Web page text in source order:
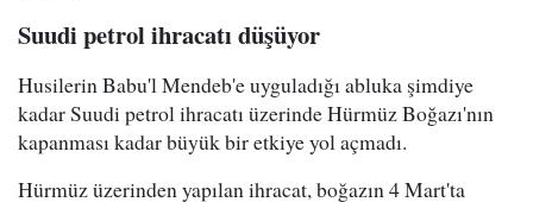
Suudi petrol ihracatı düşüyor
Husilerin Babu'l Mendeb'e uyguladığı abluka şimdiye
kadar Suudi petrol ihracatı üzerinde Hürmüz Boğazı'nın
kapanması kadar büyük bir etkiye yol açmadı.
Hürmüz üzerinden yapılan ihracat, boğazın 4 Mart'ta